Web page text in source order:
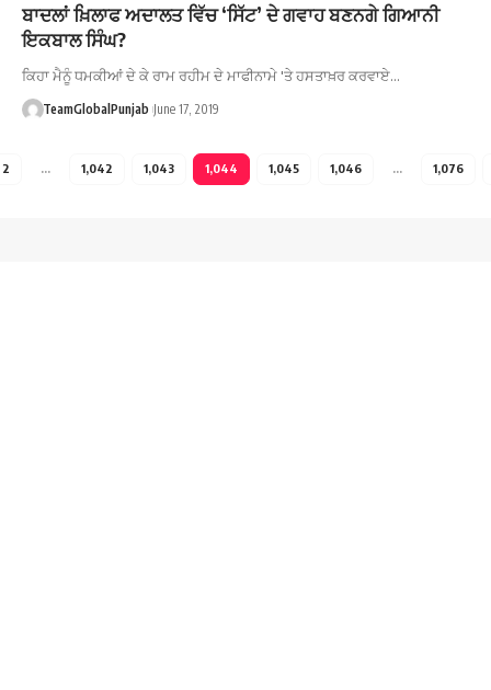
ਬਾਦਲਾਂ ਖ਼ਿਲਾਫ ਅਦਾਲਤ ਵਿੱਚ ‘ਸਿੱਟ’ ਦੇ ਗਵਾਹ ਬਣਨਗੇ ਗਿਆਨੀ
ਇਕਬਾਲ ਸਿੰਘ?
ਕਿਹਾ ਮੈਨੂੰ ਧਮਕੀਆਂ ਦੇ ਕੇ ਰਾਮ ਰਹੀਮ ਦੇ ਮਾਫੀਨਾਮੇ 'ਤੇ ਹਸਤਾਖ਼ਰ ਕਰਵਾਏ…
TeamGlobalPunjab June 17, 2019
2 … 1,042 1,043 1,044 1,045 1,046 … 1,076